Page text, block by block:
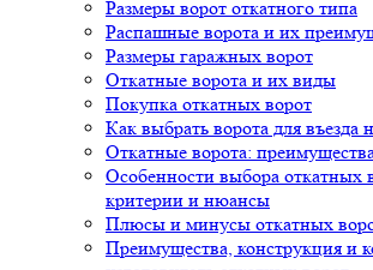
Размеры ворот откатного типа
Распашные ворота и их
Размеры гаражных ворот
Откатные ворота и их виды
Покупка откатных ворот
Как выбрать ворота для въезда
Откатные ворота:
Особенности выбора откатных
критерии и нюансы
Плюсы и минусы откатных
Преимущества, конструкция и